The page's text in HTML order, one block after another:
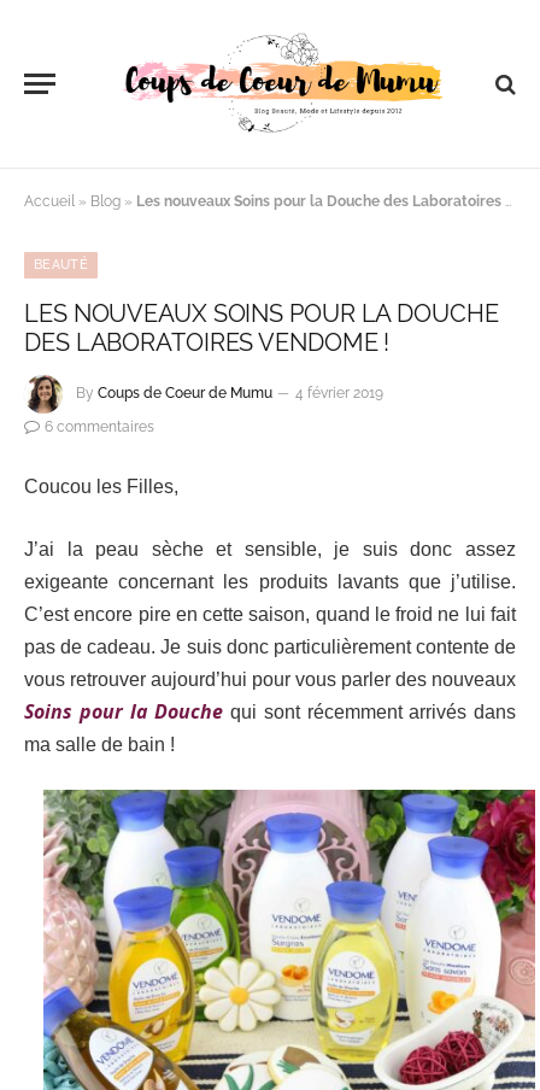
Accueil » Blog » Les nouveaux Soins pour la Douche des Laboratoires Vendome !
BEAUTÉ
LES NOUVEAUX SOINS POUR LA DOUCHE
DES LABORATOIRES VENDOME !
By Coups de Coeur de Mumu
4 février 2019
6 commentaires
Coucou les Filles,
J’ai la peau sèche et sensible, je suis donc assez
exigeante concernant les produits lavants que j’utilise.
C’est encore pire en cette saison, quand le froid ne lui fait
pas de cadeau. Je suis donc particulièrement contente de
vous retrouver aujourd’hui pour vous parler des nouveaux
Soins pour la Douche qui sont récemment arrivés dans
ma salle de bain !